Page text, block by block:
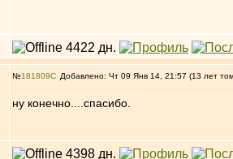
№181809 Добавлено: Чт 09 Янв 14, 21:57 (13 лет
ну конечно....спасибо.